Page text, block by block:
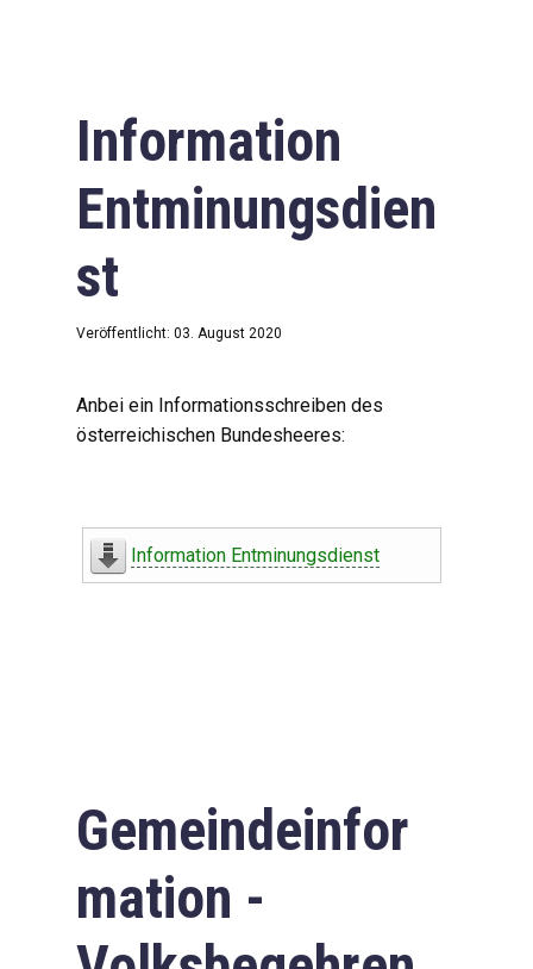
Information
Entminungsdien
st
Veröffentlicht: 03. August 2020
Anbei ein Informationsschreiben des
österreichischen Bundesheeres:
Information Entminungsdienst
Gemeindeinfor
mation -